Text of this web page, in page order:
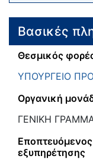
Βασικές
Θεσμικός
ΥΠΟΥΡΓΕΙΟ
Οργανική
ΓΕΝΙΚΗ
εξυπηρέτησης